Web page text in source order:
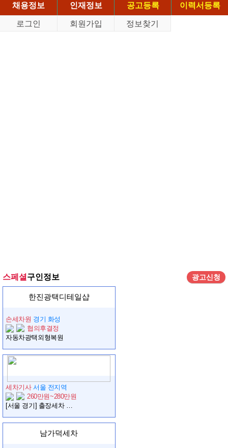
채용정보
인재정보 공고등록
이력서등록
로그인
회원가입 정보찾기
스페셜 구인정보 광고신청
한진광택디테일샵
손세차원 경기 화성
협의후결정
자동차광택외형복원
세차기사 서울 전지역
260만원~280만원
[서울 경기] 출장세차 크루 모집
남가덕세차